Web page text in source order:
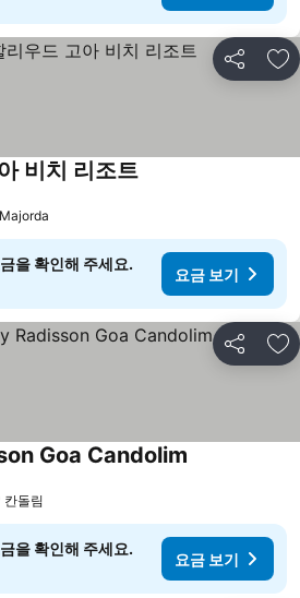
공유 즐
비치 리조트
Majorda
을 확인해 주세요.
요금 보기
공유 즐
Goa Candolim
칸돌림
을 확인해 주세요.
요금 보기